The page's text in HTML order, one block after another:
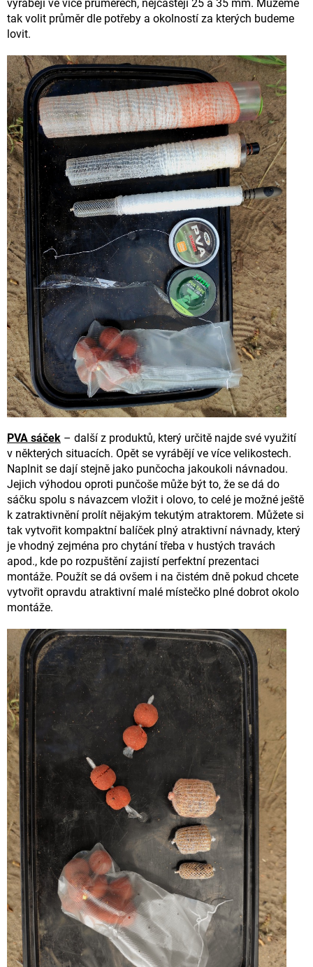
vyrábějí ve více průměrech, nejčastěji 25 a 35 mm. Můžeme
tak volit průměr dle potřeby a okolností za kterých budeme
lovit.
PVA sáček – další z produktů, který určitě najde své využití
v některých situacích. Opět se vyrábějí ve více velikostech.
Naplnit se dají stejně jako punčocha jakoukoli návnadou.
Jejich výhodou oproti punčoše může být to, že se dá do
sáčku spolu s návazcem vložit i olovo, to celé je možné ještě
k zatraktivnění prolít nějakým tekutým atraktorem. Můžete si
tak vytvořit kompaktní balíček plný atraktivní návnady, který
je vhodný zejména pro chytání třeba v hustých travách
apod., kde po rozpuštění zajistí perfektní prezentaci
montáže. Použít se dá ovšem i na čistém dně pokud chcete
vytvořit opravdu atraktivní malé místečko plné dobrot okolo
montáže.